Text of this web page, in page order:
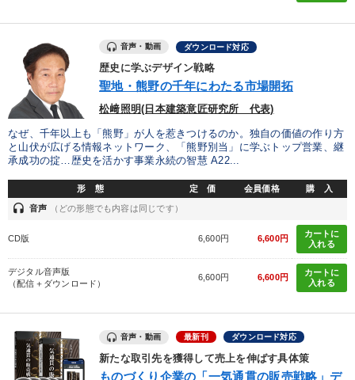
音声・動画 ダウンロード対応
歴史に学ぶデザイン戦略
聖地・熊野の千年にわたる市場開拓
松﨑照明(日本建築意匠研究所 代表)
なぜ、千年以上も「熊野」が人を惹きつけるのか。独自の価値の作り方
と山伏が広げる情報ネットワーク、「熊野別当」に学ぶトップ営業、継
承成功の掟…歴史を活かす事業永続の智慧 A22...
形 態 定 価 会員価格 購 入
headset 音声 （どの形態でも内容は同じです）
CD版 6,600円 6,600円
カートに
入れる
デジタル音声版
（配信＋ダウンロード）
6,600円 6,600円
カートに
入れる
音声・動画 最新刊 ダウンロード対応
新たな取引先を獲得して売上を伸ばす具体策
ものづくり企業の「一気通貫の販売戦略」デ